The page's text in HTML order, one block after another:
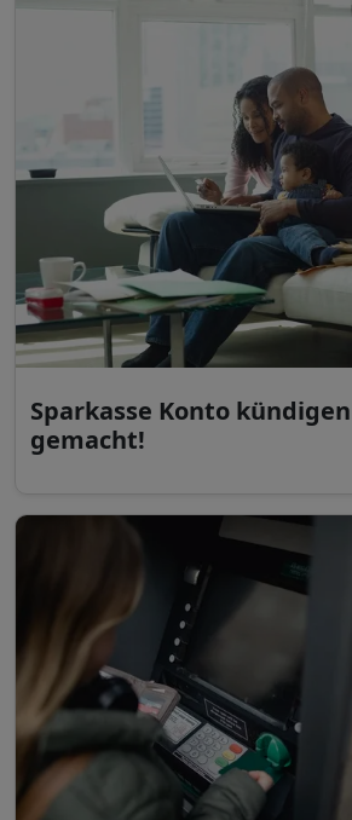
Sparkasse Konto
gemacht!